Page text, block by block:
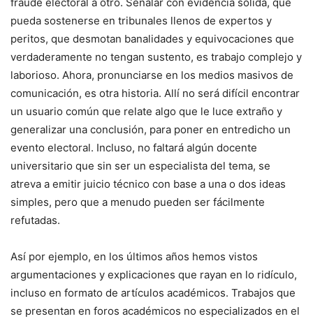
pueda sostenerse en tribunales llenos de expertos y
peritos, que desmotan banalidades y equivocaciones que
verdaderamente no tengan sustento, es trabajo complejo y
laborioso. Ahora, pronunciarse en los medios masivos de
comunicación, es otra historia. Allí no será difícil encontrar
un usuario común que relate algo que le luce extraño y
generalizar una conclusión, para poner en entredicho un
evento electoral. Incluso, no faltará algún docente
universitario que sin ser un especialista del tema, se
atreva a emitir juicio técnico con base a una o dos ideas
simples, pero que a menudo pueden ser fácilmente
refutadas.
Así por ejemplo, en los últimos años hemos vistos
argumentaciones y explicaciones que rayan en lo ridículo,
incluso en formato de artículos académicos. Trabajos que
se presentan en foros académicos no especializados en el